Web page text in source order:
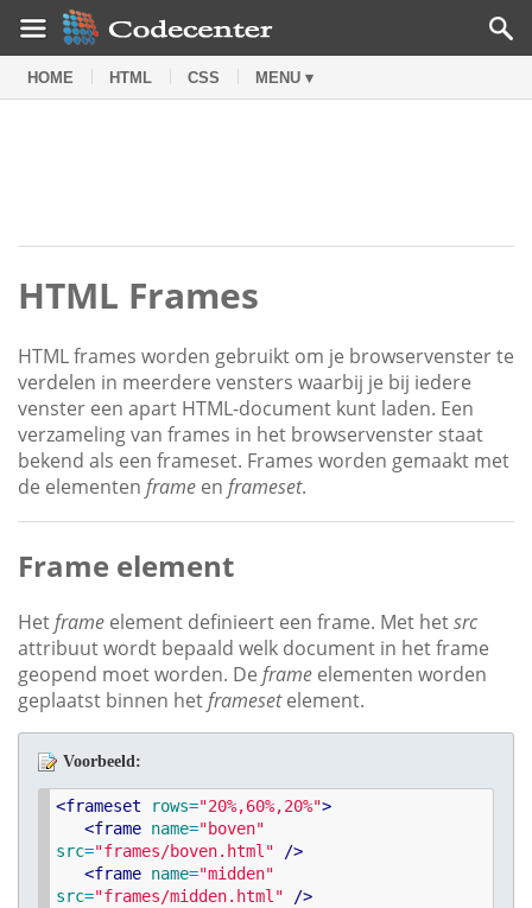
HOME HTML CSS MENU ▾
HTML Frames
HTML frames worden gebruikt om je browservenster te
verdelen in meerdere vensters waarbij je bij iedere
venster een apart HTML-document kunt laden. Een
verzameling van frames in het browservenster staat
bekend als een frameset. Frames worden gemaakt met
de elementen frame en frameset.
Frame element
Hetframe element definieert een frame. Met hetsrc
attribuut wordt bepaald welk document in het frame
geopend moet worden. De frame elementen worden
geplaatst binnen hetframesetelement.
Voorbeeld:
<frameset rows="20%,60%,20%">
<frame name="boven"
src="frames/boven.html "
/>
<frame name="midden"
src="frames/midden.html "
/>